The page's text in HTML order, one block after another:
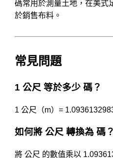
碼常用於測量土地，在美式
於銷售布料。
常見問題
1 公尺 等於多少 碼？
1 公尺（m）=
如何將 公尺 轉換為 碼？
將 公尺 的數值乘以